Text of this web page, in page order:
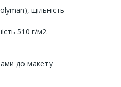
щільність
510 г/м2.
до макету